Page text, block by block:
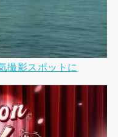
撮影スポットに